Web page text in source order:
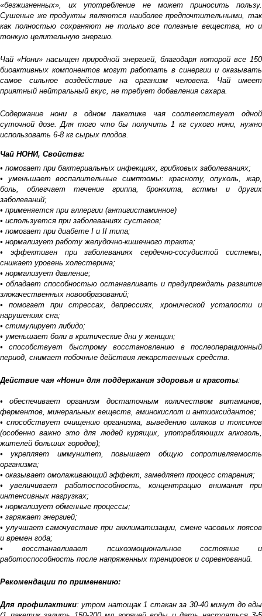
«безжизненных», их употребление не может приносить пользу.
Сушеные же продукты являются наиболее предпочтительными, так
как полностью сохраняют не только все полезные вещества, но и
тонкую целительную энергию.
Чай «Нони» насыщен природной энергией, благодаря которой все 150
биоактивных компонентов могут работать в синергии и оказывать
самое сильное воздействие на организм человека. Чай имеет
приятный нейтральный вкус, не требует добавления сахара.
Содержание нони в одном пакетике чая соответствует одной
суточной дозе. Для того что бы получить 1 кг сухого нони, нужно
использовать 6-8 кг сырых плодов.
Чай НОНИ, Свойства:
• помогает при бактериальных инфекциях, грибковых заболеваниях;
• уменьшает воспалительные симптомы: красноту, опухоль, жар,
боль, облегчает течение гриппа, бронхита, астмы и других
заболеваний;
• применяется при аллергии (антигистаминное)
• используется при заболеваниях суставов;
• помогает при диабете I и II типа;
• нормализует работу желудочно-кишечного тракта;
• эффективен при заболеваниях сердечно-сосудистой системы,
снижает уровень холестерина;
• нормализует давление;
• обладает способностью останавливать и предупреждать развитие
злокачественных новообразований;
• помогает при стрессах, депрессиях, хронической усталости и
нарушениях сна;
• стимулирует либидо;
• уменьшает боли в критические дни у женщин;
• способствует быстрому восстановлению в послеоперационный
период, снимает побочные действия лекарственных средств.
Действие чая «Нони» для поддержания здоровья и красоты:
• обеспечивает организм достаточным количеством витаминов,
ферментов, минеральных веществ, аминокислот и антиоксидантов;
• способствует очищению организма, выведению шлаков и токсинов
(особенно важно это для людей курящих, употребляющих алкоголь,
жителей больших городов);
• укрепляет иммунитет, повышает общую сопротивляемость
организма;
• оказывает омолаживающий эффект, замедляет процесс старения;
• увеличивает работоспособность, концентрацию внимания при
интенсивных нагрузках;
• нормализует обменные процессы;
• заряжает энергией;
• улучшает самочувствие при акклиматизации, смене часовых поясов
и времен года;
• восстанавливает психоэмоциональное состояние и
работоспособность после напряженных тренировок и соревнований.
Рекомендации по применению:
Для профилактики: утром натощак 1 стакан за 30-40 минут до еды